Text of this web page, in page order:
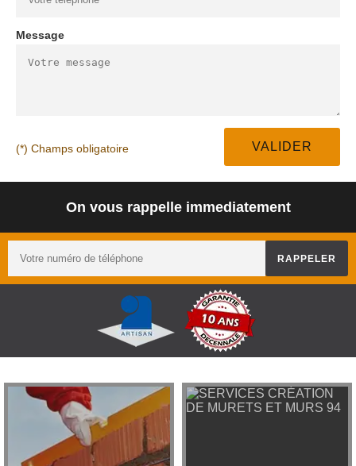
Message
(*) Champs obligatoire
On vous rappelle immediatement